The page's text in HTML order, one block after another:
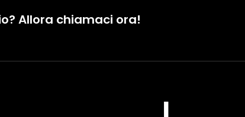
Allora chiamaci ora!